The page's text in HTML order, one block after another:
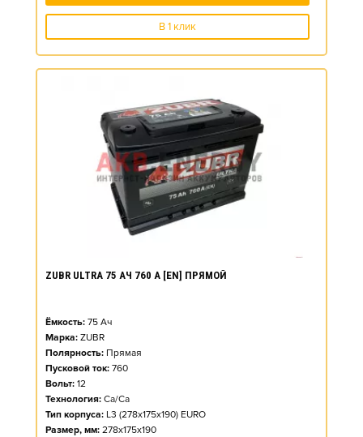
В 1 клик
ZUBR ULTRA 75 АЧ 760 А [EN] ПРЯМОЙ
Ёмкость: 75 Ач
Марка: ZUBR
Полярность: Прямая
Пусковой ток: 760
Вольт: 12
Технология: Ca/Ca
Тип корпуса: L3 (278x175x190) EURO
Размер, мм: 278x175x190